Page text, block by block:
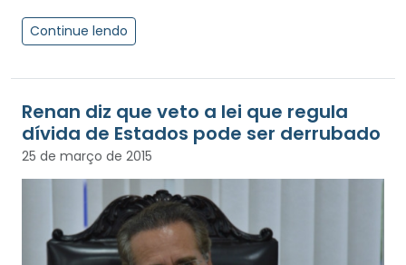
Continue lendo
Renan diz que veto a lei que regula
dívida de Estados pode ser derrubado
25 de março de 2015